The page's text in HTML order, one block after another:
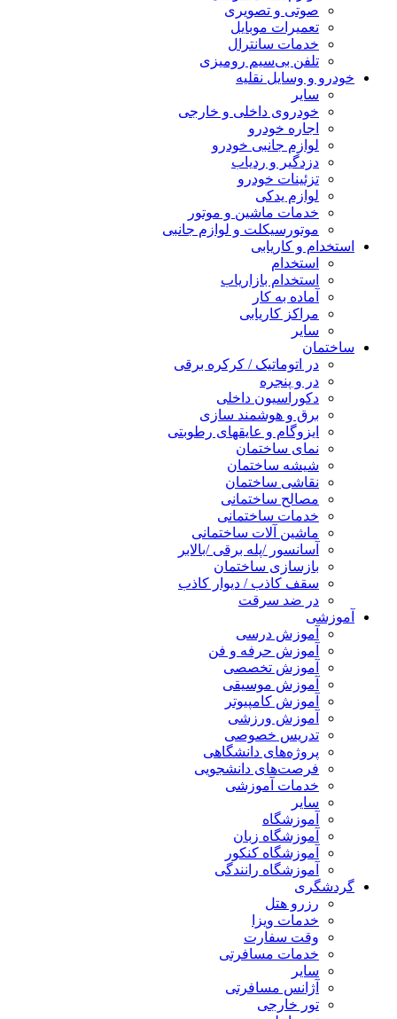
صوتی و تصویری
تعمیرات موبایل
خدمات سانترال
تلفن بی‌سیم رومیزی
خودرو و وسایل نقلیه
سایر
خودروی داخلی و خارجی
اجاره خودرو
لوازم جانبی خودرو
دزدگیر و ردیاب
تزئینات خودرو
لوازم یدکی
خدمات ماشین و موتور
موتورسیکلت و لوازم جانبی
استخدام و کاریابی
استخدام
استخدام بازاریاب
آماده به کار
مراکز کاریابی
سایر
ساختمان
در اتوماتیک / کرکره برقی
در و پنجره
دکوراسیون داخلی
برق و هوشمند سازی
ایزوگام و عایقهای رطوبتی
نمای ساختمان
شیشه ساختمان
نقاشی ساختمان
مصالح ساختمانی
خدمات ساختمانی
ماشین آلات ساختمانی
آسانسور /پله برقی /بالابر
بازسازی ساختمان
سقف کاذب / دیوار کاذب
در ضد سرقت
آموزشی
آموزش درسی
آموزش حرفه و فن
آموزش تخصصی
آموزش موسیقی
آموزش کامپیوتر
آموزش ورزشی
تدریس خصوصی
پروژه‌های دانشگاهی
فرصت‌های دانشجویی
خدمات آموزشی
سایر
آموزشگاه
آموزشگاه زبان
آموزشگاه کنکور
آموزشگاه رانندگی
گردشگری
رزرو هتل
خدمات ویزا
وقت سفارت
خدمات مسافرتی
سایر
آژانس مسافرتی
تور خارجی